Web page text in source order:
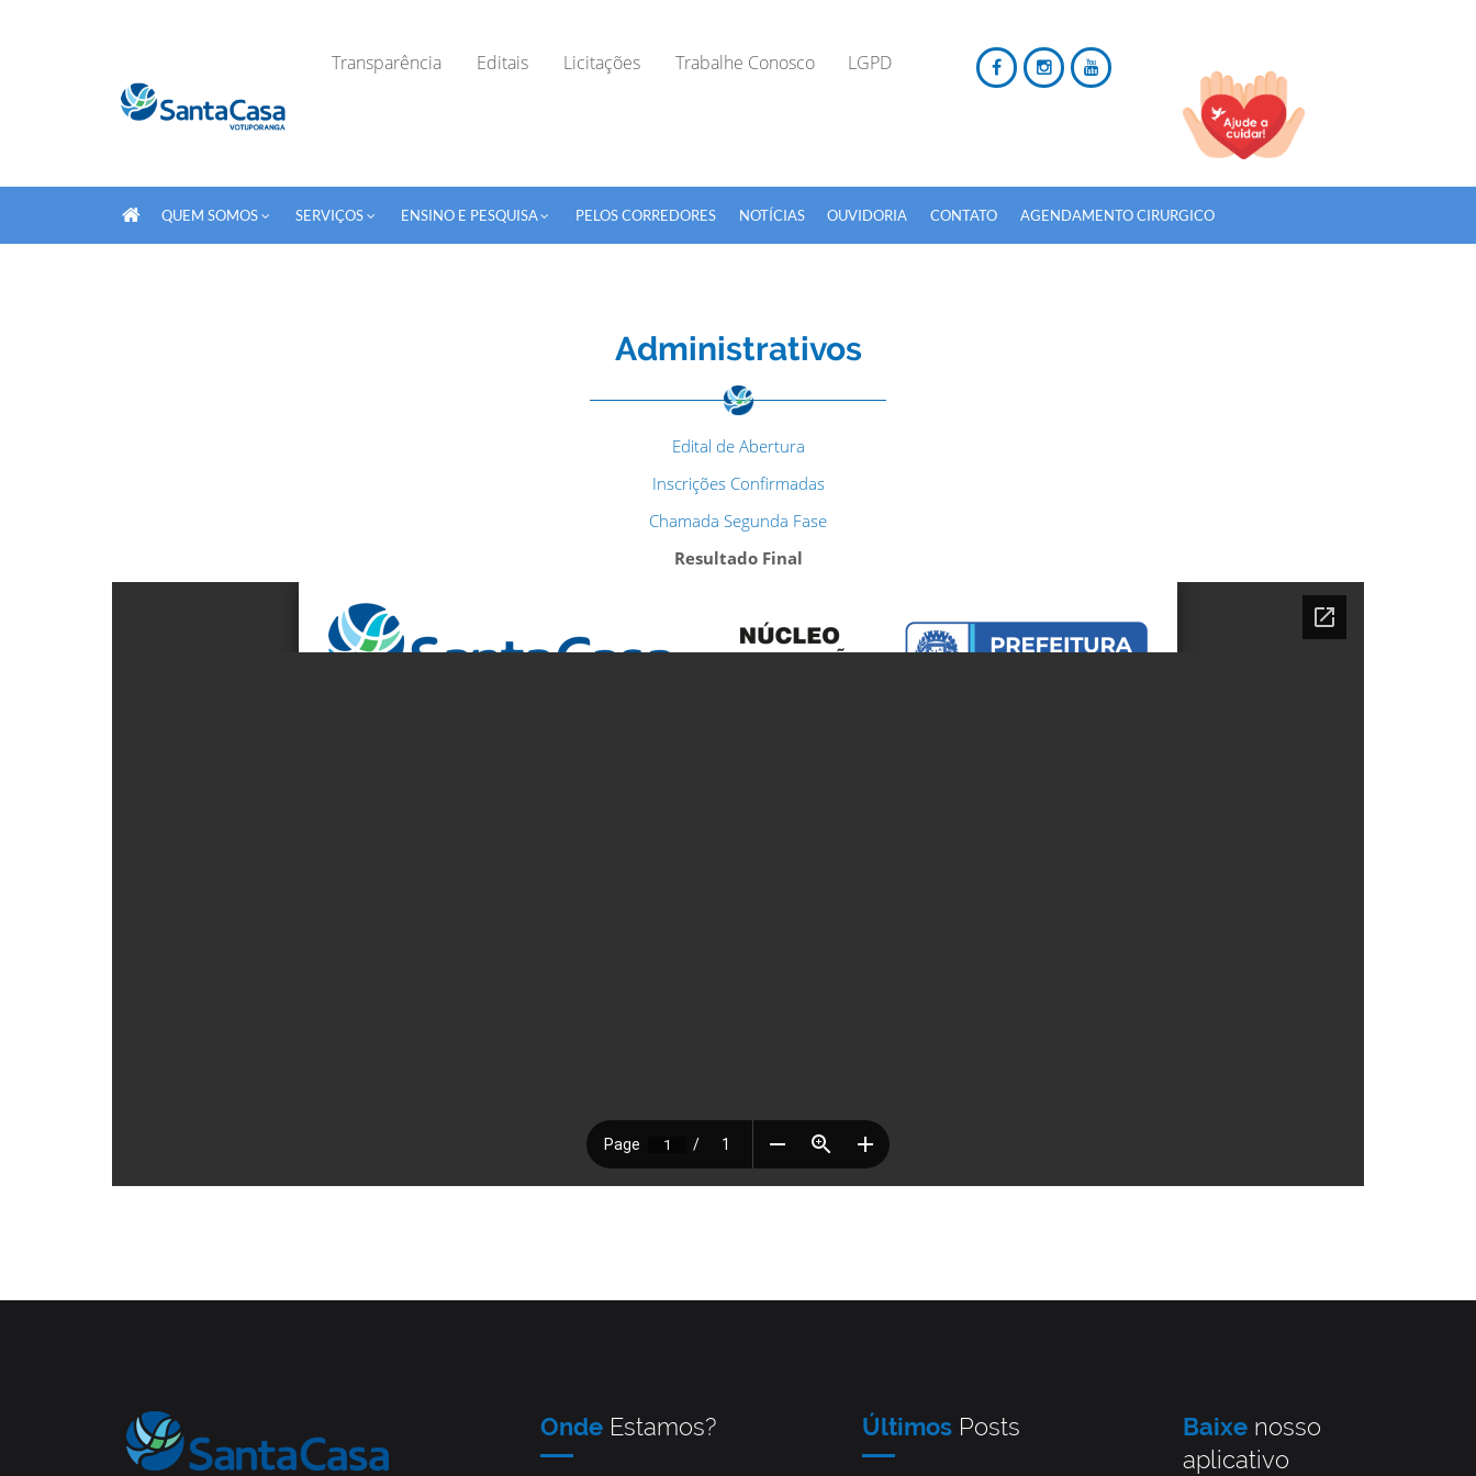
Transparência Editais Licitações Trabalhe Conosco LGPD
TODOS OS CAMPOS SÃO OBRIGATÓRIOS.
QUEM SOMOS SERVIÇOS ENSINO E PESQUISA PELOS CORREDORES NOTÍCIAS OUVIDORIA CONTATO AGENDAMENTO CIRURGICO
Administrativos
Edital de Abertura
Inscrições Confirmadas
Chamada Segunda Fase
Resultado Final
Onde Estamos? ÚltimosPosts Baixe nosso
aplicativo